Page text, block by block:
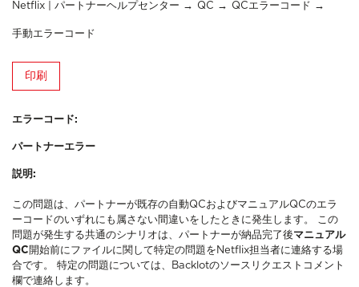
Netflix | パートナーヘルプセンター QC QCエラーコード
手動エラーコード
印刷
エラーコード:
パートナーエラー
説明:
この問題は、パートナーが既存の自動QCおよびマニュアルQCのエラ
ーコードのいずれにも属さない間違いをしたときに発生します。 この
問題が発生する共通のシナリオは、パートナーが納品完了後マニュアル
QC開始前にファイルに関して特定の問題をNetflix担当者に連絡する場
合です。 特定の問題については、Backlotのソースリクエストコメント
欄で連絡します。